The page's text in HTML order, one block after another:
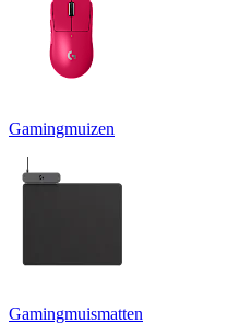
Gamingmuizen
Gamingmuismatten